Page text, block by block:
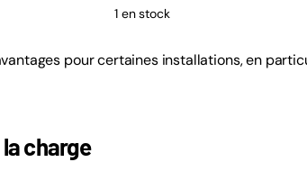
1 en stock
pour certaines installations, en
charge